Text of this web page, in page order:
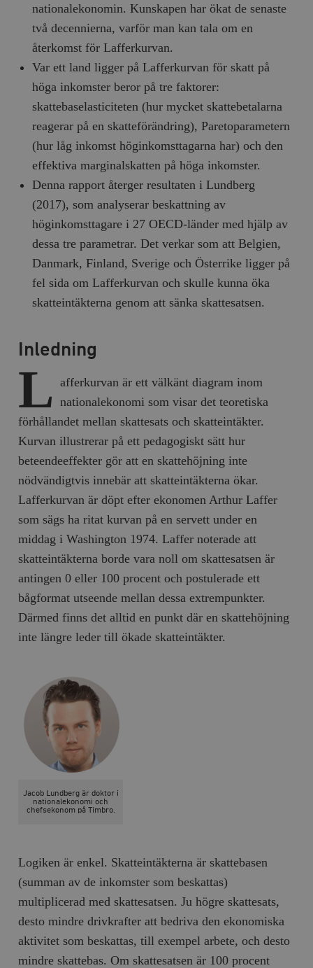
nationalekonomin. Kunskapen har ökat de senaste
två decennierna, varför man kan tala om en
återkomst för Lafferkurvan.
Var ett land ligger på Lafferkurvan för skatt på
höga inkomster beror på tre faktorer:
skattebaselasticiteten (hur mycket skattebetalarna
reagerar på en skatteförändring), Paretoparametern
(hur låg inkomst höginkomsttagarna har) och den
effektiva marginalskatten på höga inkomster.
Denna rapport återger resultaten i Lundberg
(2017), som analyserar beskattning av
höginkomsttagare i 27 OECD-länder med hjälp av
dessa tre parametrar. Det verkar som att Belgien,
Danmark, Finland, Sverige och Österrike ligger på
fel sida om Lafferkurvan och skulle kunna öka
skatteintäkterna genom att sänka skattesatsen.
Inledning
L
afferkurvan är ett välkänt diagram inom
nationalekonomi som visar det teoretiska
förhållandet mellan skattesats och skatteintäkter.
Kurvan illustrerar på ett pedagogiskt sätt hur
beteendeeffekter gör att en skattehöjning inte
nödvändigtvis innebär att skatteintäkterna ökar.
Lafferkurvan är döpt efter ekonomen Arthur Laffer
som sägs ha ritat kurvan på en servett under en
middag i Washington 1974. Laffer noterade att
skatteintäkterna borde vara noll om skattesatsen är
antingen 0 eller 100 procent och postulerade ett
bågformat utseende mellan dessa extrempunkter.
Därmed finns det alltid en punkt där en skattehöjning
inte längre leder till ökade skatteintäkter.
Jacob Lundberg är doktor i
nationalekonomi och
chefsekonom på Timbro.
Logiken är enkel. Skatteintäkterna är skattebasen
(summan av de inkomster som beskattas)
multiplicerad med skattesatsen. Ju högre skattesats,
desto mindre drivkrafter att bedriva den ekonomiska
aktivitet som beskattas, till exempel arbete, och desto
mindre skattebas. Om skattesatsen är 100 procent